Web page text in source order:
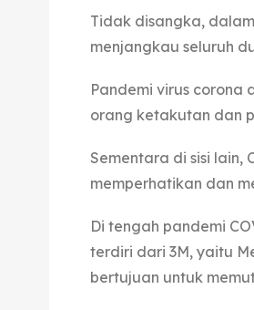
Tidak disangka,
menjangkau seluruh
Pandemi virus corona
orang ketakutan dan
Sementara di sisi lain,
memperhatikan dan
Di tengah pandemi
terdiri dari 3M, yaitu
bertujuan untuk